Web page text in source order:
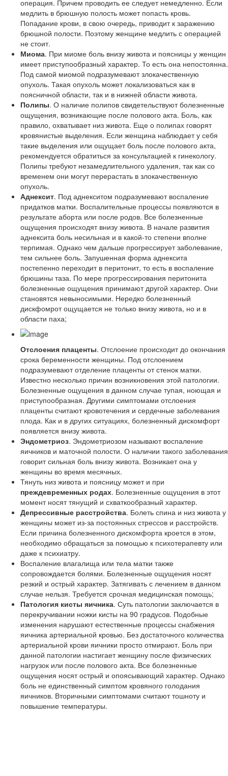
операция. Причем проводить ее следует немедленно. Если
медлить в брюшную полость может попасть кровь.
Попадание крови, в свою очередь, приводит к заражению
брюшной полости. Поэтому женщине медлить с операцией
не стоит.
Миома. При миоме боль внизу живота и поясницы у женщин
имеет приступообразный характер. То есть она непостоянна.
Под самой миомой подразумевают злокачественную
опухоль. Такая опухоль может локализоваться как в
поясничной области, так и в нижней области живота.
Полипы. О наличие полипов свидетельствуют болезненные
ощущения, возникающие после полового акта. Боль, как
правило, охватывает низ живота. Еще о полипах говорят
кровянистые выделения. Если женщина наблюдает у себя
такие выделения или ощущает боль после полового акта,
рекомендуется обратиться за консультацией к гинекологу.
Полипы требуют незамедлительного удаления, так как со
временем они могут перерастать в злокачественную
опухоль.
Аднексит. Под аднекситом подразумевают воспаление
придатков матки. Воспалительные процессы появляются в
результате аборта или после родов. Все болезненные
ощущения происходят внизу живота. В начале развития
аднексита боль несильная и в какой-то степени вполне
терпимая. Однако чем дальше прогрессирует заболевание,
тем сильнее боль. Запушенная форма аднексита
постепенно переходит в перитонит, то есть в воспаление
брюшины таза. По мере прогрессирования перитонита
болезненные ощущения принимают другой характер. Они
становятся невыносимыми. Нередко болезненный
дискфомрот ощущается не только внизу живота, но и в
области паха;
Отслоения плаценты. Отслоение происходит до окончания
срока беременности женщины. Под отслоением
подразумевают отделение плаценты от стенок матки.
Известно несколько причин возникновения этой патологии.
Болезненные ощущения в данном случае тупая, ноющая и
приступообразная. Другими симптомами отслоения
плаценты считают кровотечения и сердечные заболевания
плода. Как и в других ситуациях, болезненный дискомфорт
появляется внизу живота.
Эндометриоз. Эндометриозом называют воспаление
яичников и маточной полости. О наличии такого заболевания
говорит сильная боль внизу живота. Возникает она у
женщины во время месячных.
Тянуть низ живота и поясницу может и при
преждевременных родах. Болезненные ощущения в этот
момент носят тянущий и схваткообразный характер.
Депрессивные расстройства. Болеть спина и низ живота у
женщины может из-за постоянных стрессов и расстройств.
Если причина болезненного дискомфорта кроется в этом,
необходимо обращаться за помощью к психотерапевту или
даже к психиатру.
Воспаление влагалища или тела матки также
сопровождается болями. Болезненные ощущения носят
резкий и острый характер. Затягивать с лечением в данном
случае нельзя. Требуется срочная медицинская помощь;
Патология кисты яичника. Суть патологии заключается в
перекручивании ножки кисты на 90 градусов. Подобные
изменения нарушают естественные процессы снабжения
яичника артериальной кровью. Без достаточного количества
артериальной крови яичники просто отмирают. Боль при
данной патологии настигает женщину после физических
нагрузок или после полового акта. Все болезненные
ощущения носят острый и опоясывающий характер. Однако
боль не единственный симптом кровяного голодания
яичников. Вторичными симптомами считают тошноту и
повышение температуры.